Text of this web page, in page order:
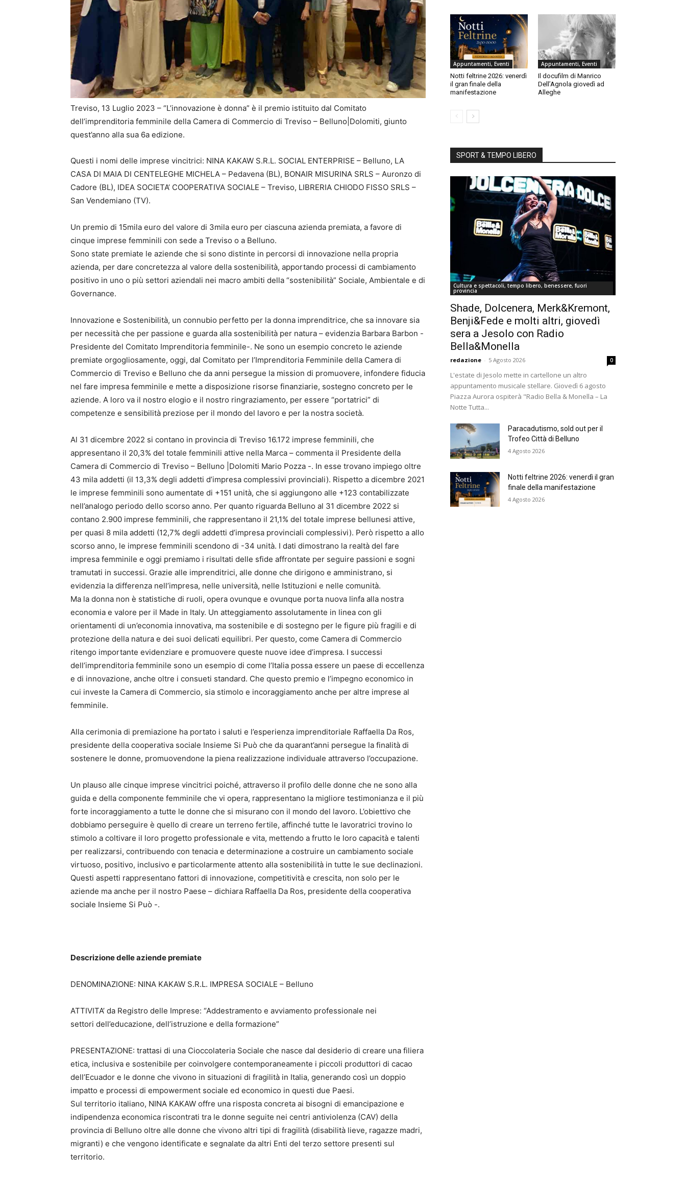
Treviso, 13 Luglio 2023 – “L’innovazione è donna” è il premio istituito dal Comitato
dell’imprenditoria femminile della Camera di Commercio di Treviso – Belluno|Dolomiti, giunto
quest’anno alla sua 6a edizione.
Questi i nomi delle imprese vincitrici: NINA KAKAW S.R.L. SOCIAL ENTERPRISE – Belluno, LA
CASA DI MAIA DI CENTELEGHE MICHELA – Pedavena (BL), BONAIR MISURINA SRLS – Auronzo di
Cadore (BL), IDEA SOCIETA’ COOPERATIVA SOCIALE – Treviso, LIBRERIA CHIODO FISSO SRLS –
San Vendemiano (TV).
Un premio di 15mila euro del valore di 3mila euro per ciascuna azienda premiata, a favore di
cinque imprese femminili con sede a Treviso o a Belluno.
Sono state premiate le aziende che si sono distinte in percorsi di innovazione nella propria
azienda, per dare concretezza al valore della sostenibilità, apportando processi di cambiamento
positivo in uno o più settori aziendali nei macro ambiti della “sostenibilità” Sociale, Ambientale e di
Governance.
Innovazione e Sostenibilità, un connubio perfetto per la donna imprenditrice, che sa innovare sia
per necessità che per passione e guarda alla sostenibilità per natura – evidenzia Barbara Barbon -
Presidente del Comitato Imprenditoria femminile-. Ne sono un esempio concreto le aziende
premiate orgogliosamente, oggi, dal Comitato per l’Imprenditoria Femminile della Camera di
Commercio di Treviso e Belluno che da anni persegue la mission di promuovere, infondere fiducia
nel fare impresa femminile e mette a disposizione risorse finanziarie, sostegno concreto per le
aziende. A loro va il nostro elogio e il nostro ringraziamento, per essere “portatrici” di
competenze e sensibilità preziose per il mondo del lavoro e per la nostra società.
Al 31 dicembre 2022 si contano in provincia di Treviso 16.172 imprese femminili, che
appresentano il 20,3% del totale femminili attive nella Marca – commenta il Presidente della
Camera di Commercio di Treviso – Belluno |Dolomiti Mario Pozza -. In esse trovano impiego oltre
43 mila addetti (il 13,3% degli addetti d’impresa complessivi provinciali). Rispetto a dicembre 2021
le imprese femminili sono aumentate di +151 unità, che si aggiungono alle +123 contabilizzate
nell’analogo periodo dello scorso anno. Per quanto riguarda Belluno al 31 dicembre 2022 si
contano 2.900 imprese femminili, che rappresentano il 21,1% del totale imprese bellunesi attive,
per quasi 8 mila addetti (12,7% degli addetti d’impresa provinciali complessivi). Però rispetto a allo
scorso anno, le imprese femminili scendono di -34 unità. I dati dimostrano la realtà del fare
impresa femminile e oggi premiamo i risultati delle sfide affrontate per seguire passioni e sogni
tramutati in successi. Grazie alle imprenditrici, alle donne che dirigono e amministrano, si
evidenzia la differenza nell’impresa, nelle università, nelle Istituzioni e nelle comunità.
Ma la donna non è statistiche di ruoli, opera ovunque e ovunque porta nuova linfa alla nostra
economia e valore per il Made in Italy. Un atteggiamento assolutamente in linea con gli
orientamenti di un’economia innovativa, ma sostenibile e di sostegno per le figure più fragili e di
protezione della natura e dei suoi delicati equilibri. Per questo, come Camera di Commercio
ritengo importante evidenziare e promuovere queste nuove idee d’impresa. I successi
dell’imprenditoria femminile sono un esempio di come l’Italia possa essere un paese di eccellenza
e di innovazione, anche oltre i consueti standard. Che questo premio e l’impegno economico in
cui investe la Camera di Commercio, sia stimolo e incoraggiamento anche per altre imprese al
femminile.
Alla cerimonia di premiazione ha portato i saluti e l’esperienza imprenditoriale Raffaella Da Ros,
presidente della cooperativa sociale Insieme Si Può che da quarant’anni persegue la finalità di
sostenere le donne, promuovendone la piena realizzazione individuale attraverso l’occupazione.
Un plauso alle cinque imprese vincitrici poiché, attraverso il profilo delle donne che ne sono alla
guida e della componente femminile che vi opera, rappresentano la migliore testimonianza e il più
forte incoraggiamento a tutte le donne che si misurano con il mondo del lavoro. L’obiettivo che
dobbiamo perseguire è quello di creare un terreno fertile, affinché tutte le lavoratrici trovino lo
stimolo a coltivare il loro progetto professionale e vita, mettendo a frutto le loro capacità e talenti
per realizzarsi, contribuendo con tenacia e determinazione a costruire un cambiamento sociale
virtuoso, positivo, inclusivo e particolarmente attento alla sostenibilità in tutte le sue declinazioni.
Questi aspetti rappresentano fattori di innovazione, competitività e crescita, non solo per le
aziende ma anche per il nostro Paese – dichiara Raffaella Da Ros, presidente della cooperativa
sociale Insieme Si Può -.
Descrizione delle aziende premiate
DENOMINAZIONE: NINA KAKAW S.R.L. IMPRESA SOCIALE – Belluno
ATTIVITA’ da Registro delle Imprese: “Addestramento e avviamento professionale nei
settori dell’educazione, dell’istruzione e della formazione”
PRESENTAZIONE: trattasi di una Cioccolateria Sociale che nasce dal desiderio di creare una filiera
etica, inclusiva e sostenibile per coinvolgere contemporaneamente i piccoli produttori di cacao
dell’Ecuador e le donne che vivono in situazioni di fragilità in Italia, generando così un doppio
impatto e processi di empowerment sociale ed economico in questi due Paesi.
Sul territorio italiano, NINA KAKAW offre una risposta concreta ai bisogni di emancipazione e
indipendenza economica riscontrati tra le donne seguite nei centri antiviolenza (CAV) della
provincia di Belluno oltre alle donne che vivono altri tipi di fragilità (disabilità lieve, ragazze madri,
migranti) e che vengono identificate e segnalate da altri Enti del terzo settore presenti sul
territorio.
Appuntamenti, Eventi
Notti feltrine 2026: venerdì
il gran finale della
manifestazione
Appuntamenti, Eventi
Il docufilm di Manrico
Dell’Agnola giovedì ad
Alleghe
SPORT & TEMPO LIBERO
Cultura e spettacoli, tempo libero, benessere, fuori
provincia
Shade, Dolcenera, Merk&Kremont,
Benji&Fede e molti altri, giovedì
sera a Jesolo con Radio
Bella&Monella
redazione - 5 Agosto 2026 0
L'estate di Jesolo mette in cartellone un altro
appuntamento musicale stellare. Giovedì 6 agosto
Piazza Aurora ospiterà "Radio Bella & Monella – La
Notte Tutta...
Paracadutismo, sold out per il
Trofeo Città di Belluno
4 Agosto 2026
Notti feltrine 2026: venerdì il gran
finale della manifestazione
4 Agosto 2026